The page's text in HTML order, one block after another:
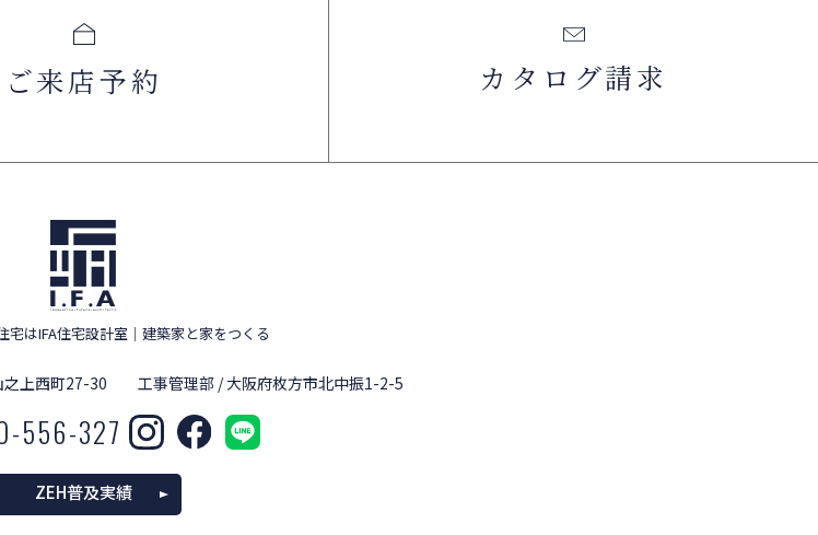
ご来店予約 カタログ請求
宅はIFA住宅設計室 ｜ 建築家と家をつくる
上西町27-30 工事管理部 / 大阪府枚方市北中振1-2-5
556-327
ZEH普及実績